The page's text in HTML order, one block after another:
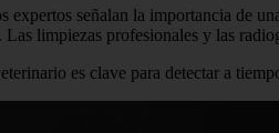
expertos señalan la importancia de
Las limpiezas profesionales y las
es clave para detectar a